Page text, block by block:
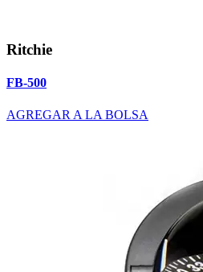
Ritchie
FB-500
AGREGAR A LA BOLSA